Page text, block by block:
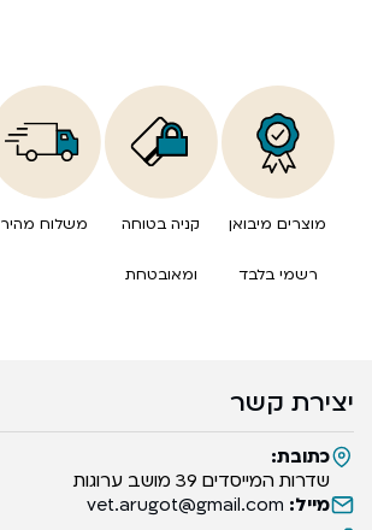
מוצרים מיבואן
רשמי בלבד
קניה בטוחה
ומאובטחת
משלוח מהיר
יצירת קשר
כתובת:
שדרות המייסדים 39 מושב ערוגות
מייל: vet.arugot@gmail.com